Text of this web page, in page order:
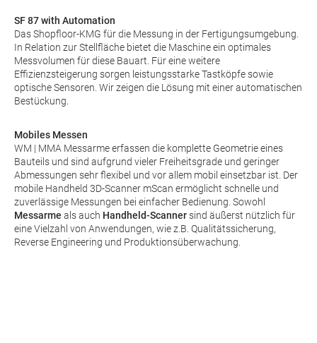
SF 87 with Automation
Das Shopfloor-KMG für die Messung in der Fertigungsumgebung.
In Relation zur Stellfläche bietet die Maschine ein optimales
Messvolumen für diese Bauart. Für eine weitere
Effizienzsteigerung sorgen leistungsstarke Tastköpfe sowie
optische Sensoren. Wir zeigen die Lösung mit einer automatischen
Bestückung.
Mobiles Messen
WM | MMA Messarme erfassen die komplette Geometrie eines
Bauteils und sind aufgrund vieler Freiheitsgrade und geringer
Abmessungen sehr flexibel und vor allem mobil einsetzbar ist. Der
mobile Handheld 3D-Scanner mScan ermöglicht schnelle und
zuverlässige Messungen bei einfacher Bedienung. Sowohl
Messarme als auch Handheld-Scannersind äußerst nützlich für
eine Vielzahl von Anwendungen, wie z.B. Qualitätssicherung,
Reverse Engineering und Produktionsüberwachung.